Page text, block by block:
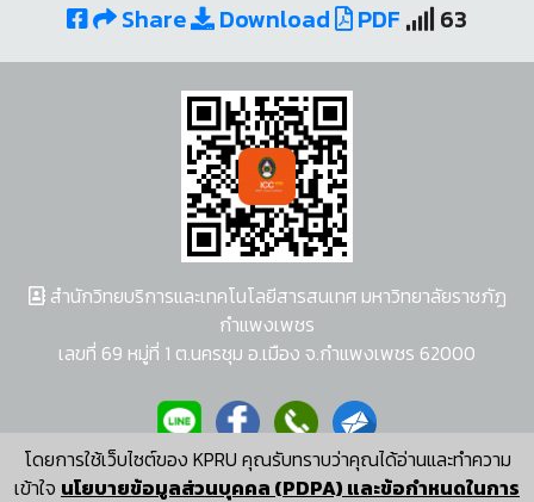
Share Download PDF 63
โดยการใช้เว็บไซต์ของ KPRU คุณรับทราบว่าคุณได้อ่านและทำความ
เข้าใจ นโยบายข้อมูลส่วนบุคคล (PDPA) และข้อกำหนดในการ
สำนักวิทยบริการและเทคโนโลยีสารสนเทศ มหาวิทยาลัยราชภัฏ
กำแพงเพชร
เลขที่ 69 หมู่ที่ 1 ต.นครชุม อ.เมือง จ.กำแพงเพชร 62000
ผู้พัฒนาระบบ อนุชา พวงผกา